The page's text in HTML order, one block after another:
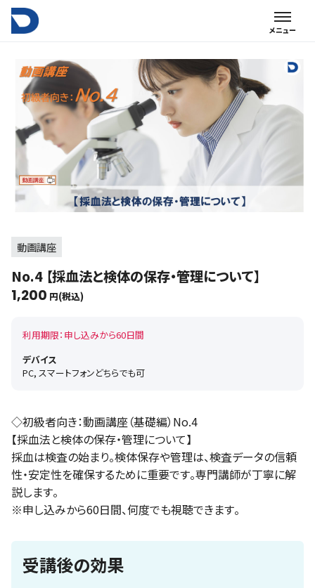
動画講座
No.4 【採血法と検体の保存・管理について】
1,200 円(税込)
利用期限：申し込みから60日間
デバイス
PC, スマートフォンどちらでも可
◇初級者向き：動画講座（基礎編）No.4
【採血法と検体の保存・管理について】
採血は検査の始まり。検体保存や管理は、検査データの信頼
性・安定性を確保するために重要です。専門講師が丁寧に解
説します。
※申し込みから60日間、何度でも視聴できます。
受講後の効果